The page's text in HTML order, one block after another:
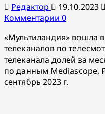
Редактор 19.10.2023
Комментарии 0
«Мультиландия» вошла
телеканалов по
телеканала долей за
по данным Mediascope,
сентябрь 2023 г.